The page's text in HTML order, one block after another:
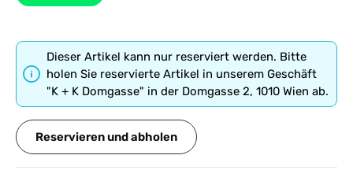
Dieser Artikel kann nur reserviert werden. Bitte
holen Sie reservierte Artikel in unserem Geschäft
"K + K Domgasse" in der Domgasse 2, 1010 Wien ab.
Reservieren und abholen